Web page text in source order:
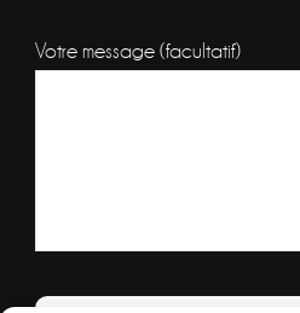
Votre message (facultatif)